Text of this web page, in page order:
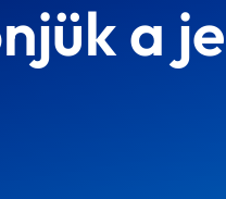
a